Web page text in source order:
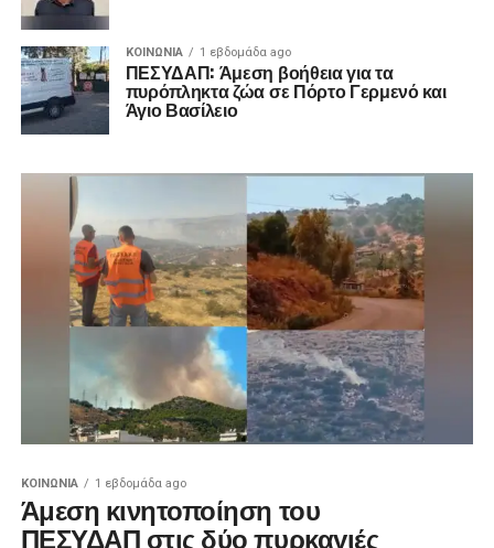
ΚΟΙΝΩΝΊΑ 1 εβδομάδα ago
ΠΕΣΥΔΑΠ: Άμεση βοήθεια για τα
πυρόπληκτα ζώα σε Πόρτο Γερμενό και
Άγιο Βασίλειο
ΚΟΙΝΩΝΊΑ 1 εβδομάδα ago
Άμεση κινητοποίηση του
ΠΕΣΥΔΑΠ στις δύο πυρκαγιές